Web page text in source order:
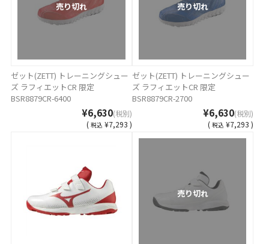
売り切れ
ゼット(ZETT) トレーニングシュー
ズ ラフィエットCR 限定
BSR8879CR-6400
¥6,630(税別)
( 税込 ¥7,293 )
売り切れ
ゼット(ZETT) トレーニングシュー
ズ ラフィエットCR 限定
BSR8879CR-2700
¥6,630(税別)
( 税込 ¥7,293 )
売り切れ